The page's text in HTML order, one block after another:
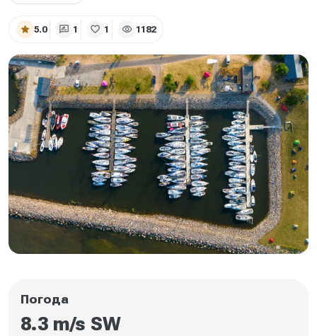
star 5.0 rate_review 1 favorite 1 visibility 1182
Погода
8.3 m/s SW